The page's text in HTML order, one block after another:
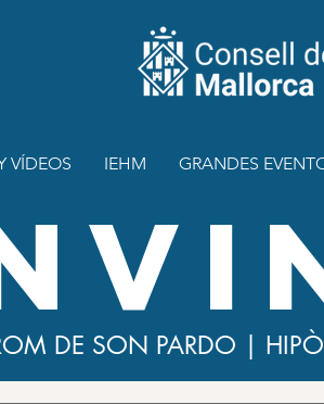
VÍDEOS IEHM GRANDES
DE SON PARDO |